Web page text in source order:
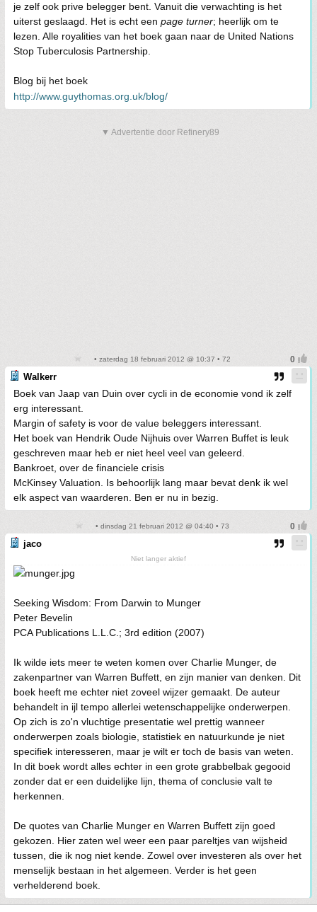
je zelf ook prive belegger bent. Vanuit die verwachting is het
uiterst geslaagd. Het is echt een page turner; heerlijk om te
lezen. Alle royalities van het boek gaan naar de United Nations
Stop Tuberculosis Partnership.
Blog bij het boek
http://www.guythomas.org.uk/blog/
▼ Advertentie door Refinery89
• zaterdag 18 februari 2012 @ 10:37 • 72
Walkerr
Boek van Jaap van Duin over cycli in de economie vond ik zelf
erg interessant.
Margin of safety is voor de value beleggers interessant.
Het boek van Hendrik Oude Nijhuis over Warren Buffet is leuk
geschreven maar heb er niet heel veel van geleerd.
Bankroet, over de financiele crisis
McKinsey Valuation. Is behoorlijk lang maar bevat denk ik wel
elk aspect van waarderen. Ben er nu in bezig.
• dinsdag 21 februari 2012 @ 04:40 • 73
jaco
Niet langer aktief
Seeking Wisdom: From Darwin to Munger
Peter Bevelin
PCA Publications L.L.C.; 3rd edition (2007)
Ik wilde iets meer te weten komen over Charlie Munger, de
zakenpartner van Warren Buffett, en zijn manier van denken. Dit
boek heeft me echter niet zoveel wijzer gemaakt. De auteur
behandelt in ijl tempo allerlei wetenschappelijke onderwerpen.
Op zich is zo'n vluchtige presentatie wel prettig wanneer
onderwerpen zoals biologie, statistiek en natuurkunde je niet
specifiek interesseren, maar je wilt er toch de basis van weten.
In dit boek wordt alles echter in een grote grabbelbak gegooid
zonder dat er een duidelijke lijn, thema of conclusie valt te
herkennen.
De quotes van Charlie Munger en Warren Buffett zijn goed
gekozen. Hier zaten wel weer een paar pareltjes van wijsheid
tussen, die ik nog niet kende. Zowel over investeren als over het
menselijk bestaan in het algemeen. Verder is het geen
verhelderend boek.